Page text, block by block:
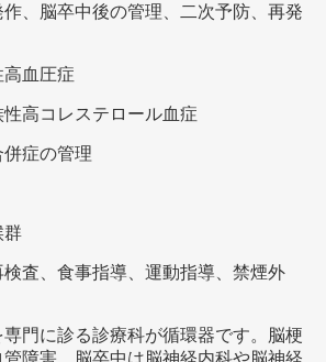
、脳卒中後の管理、二次予防、再発
高血圧症
性高コレステロール血症
併症の管理
群
検査、食事指導、運動指導、禁煙外
門に診る診療科が循環器です。脳梗